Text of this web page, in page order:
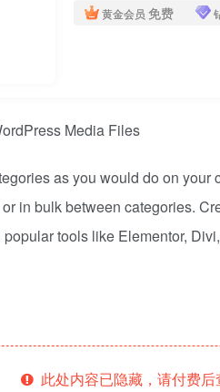
黄金会员 免费
as you would do on your
in bulk between categories.
tools like Elementor,
此处内容已隐藏，请付费后